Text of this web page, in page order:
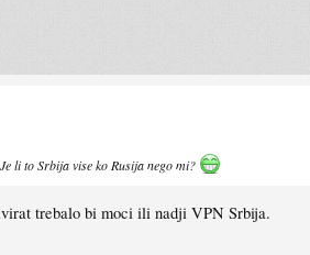
li to Srbija vise ko Rusija nego mi?
trebalo bi moci ili nadji VPN Srbija.